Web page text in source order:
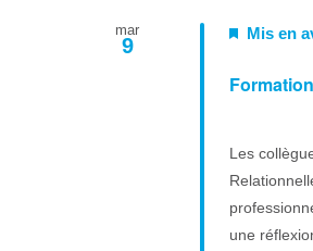
mar
9
Mis en
Les
une